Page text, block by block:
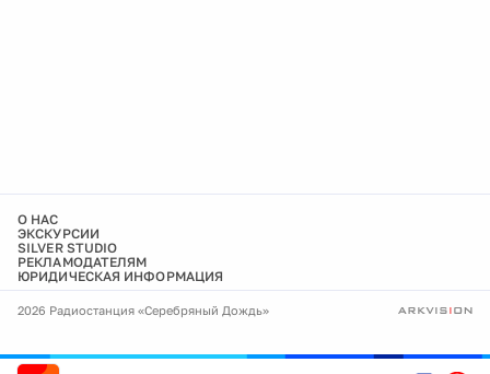
О НАС
ЭКСКУРСИИ
SILVER STUDIO
РЕКЛАМОДАТЕЛЯМ
ЮРИДИЧЕСКАЯ ИНФОРМАЦИЯ
2026 Радиостанция «Серебряный Дождь»